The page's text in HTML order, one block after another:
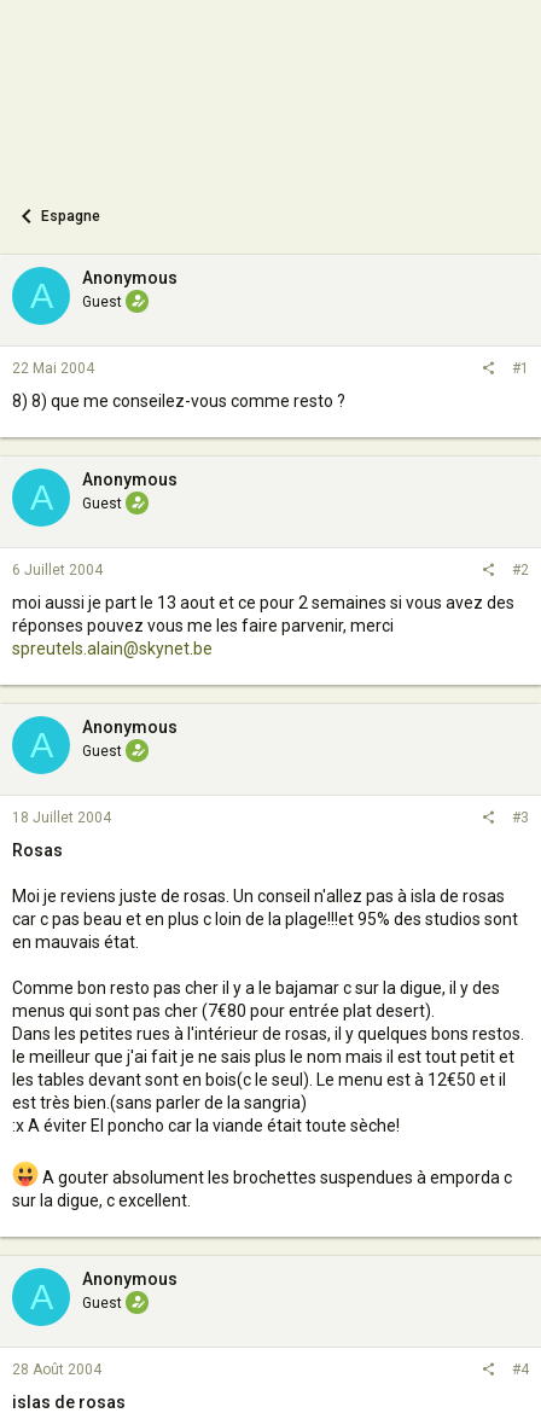
Espagne
A Anonymous
Guest
22 Mai 2004 #1
8) 8) que me conseilez-vous comme resto ?
A Anonymous
Guest
6 Juillet 2004 #2
moi aussi je part le 13 aout et ce pour 2 semaines si vous avez des
réponses pouvez vous me les faire parvenir, merci
spreutels.alain@skynet.be
A Anonymous
Guest
18 Juillet 2004 #3
Rosas
Moi je reviens juste de rosas. Un conseil n'allez pas à isla de rosas
car c pas beau et en plus c loin de la plage!!!et 95% des studios sont
en mauvais état.
Comme bon resto pas cher il y a le bajamar c sur la digue, il y des
menus qui sont pas cher (7€80 pour entrée plat desert).
Dans les petites rues à l'intérieur de rosas, il y quelques bons restos.
le meilleur que j'ai fait je ne sais plus le nom mais il est tout petit et
les tables devant sont en bois(c le seul). Le menu est à 12€50 et il
est très bien.(sans parler de la sangria)
:x A éviter El poncho car la viande était toute sèche!
A gouter absolument les brochettes suspendues à emporda c
sur la digue, c excellent.
A Anonymous
Guest
28 Août 2004 #4
islas de rosas